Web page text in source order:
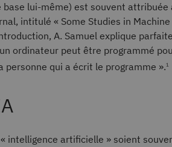
base lui-même) est souvent attribuée
intitulé « Some Studies in
A. Samuel explique
ordinateur peut être programmé
personne qui a écrit le programme ».1
intelligence artificielle » soient